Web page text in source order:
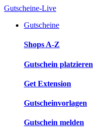
Gutscheine-Live
Gutscheine
Shops A-Z
Gutschein platzieren
Get Extension
Gutscheinvorlagen
Gutschein melden